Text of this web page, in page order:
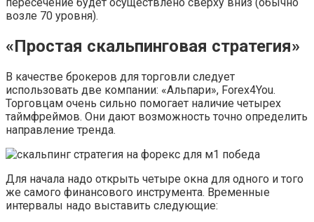
возле 70 уровня).
«Простая скальпинговая стратегия»
В качестве брокеров для торговли следует
использовать две компании: «Альпари», Forex4You.
Торговцам очень сильно помогает наличие четырех
таймфреймов. Они дают возможность точно определить
направление тренда.
Для начала надо открыть четыре окна для одного и того
же самого финансового инструмента. Временные
интервалы надо выставить следующие: